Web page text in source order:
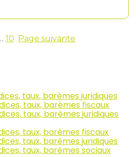
10 Page suivante
taux, barèmes juridiques
taux, barèmes fiscaux
taux, barèmes juridiques
taux, barèmes fiscaux
taux, barèmes juridiques
taux, barèmes sociaux